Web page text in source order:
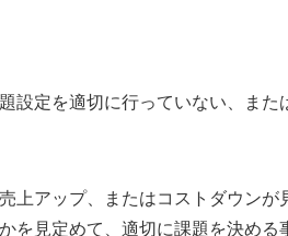
設定を適切に行っていない、また
上アップ、またはコストダウンが
見定めて、適切に課題を決める